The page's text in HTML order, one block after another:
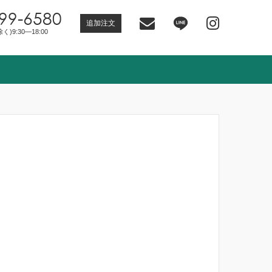
6580
く)9:30―18:00
追加注文